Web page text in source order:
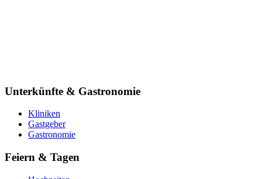
Unterkünfte & Gastronomie
Kliniken
Gastgeber
Gastronomie
Feiern & Tagen